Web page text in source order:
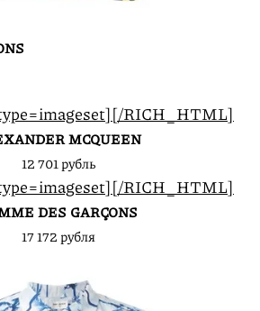
[/RICH_HTML]
MCQUEEN
12 701 рубль
[/RICH_HTML]
DES GARÇONS
17 172 рубля